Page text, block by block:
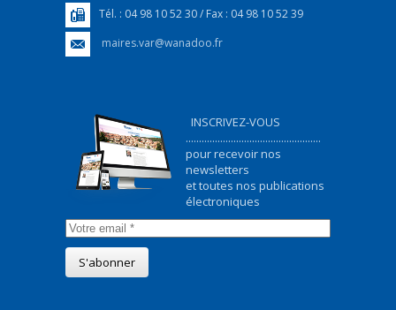
Tél. : 04 98 10 52 30 / Fax : 04 98 10 52 39
maires.var@wanadoo.fr
INSCRIVEZ-VOUS
...................................................
pour recevoir nos
newsletters
et toutes nos publications
électroniques